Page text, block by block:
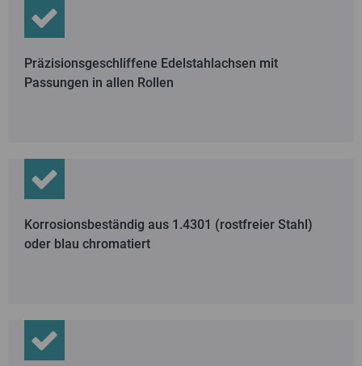
Präzisionsgeschliffene Edelstahlachsen mit
Passungen in allen Rollen
Korrosionsbeständig aus 1.4301 (rostfreier Stahl)
oder blau chromatiert